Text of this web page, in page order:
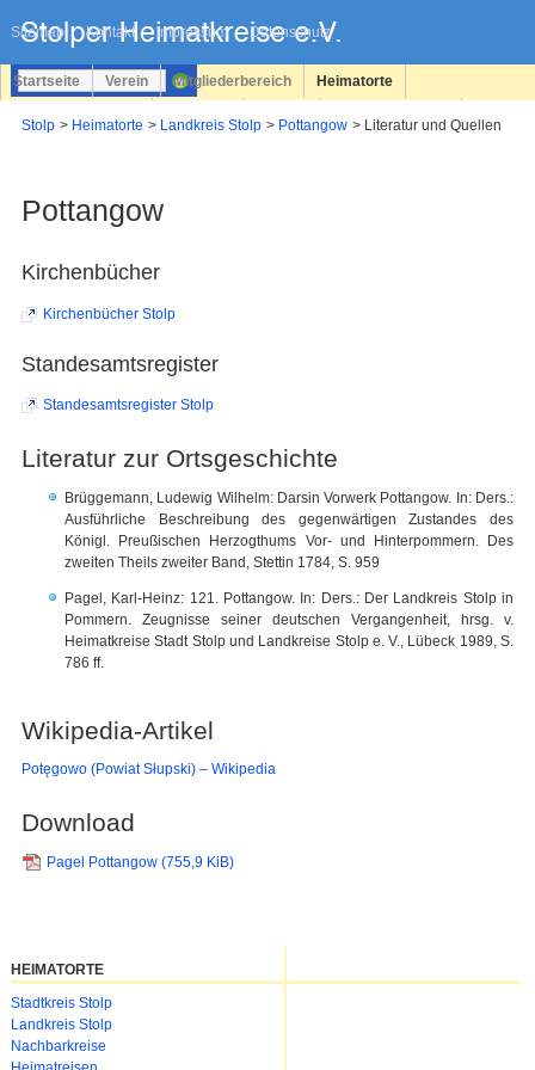
Sitemap Kontakt Impressum Datenschutz
überspringen
Startseite Verein Mitgliederbereich Heimatorte
Stolp Heimatorte Landkreis Stolp Pottangow Literatur und Quellen
Pottangow
Kirchenbücher
Kirchenbücher Stolp
Standesamtsregister
Standesamtsregister Stolp
Literatur zur Ortsgeschichte
Brüggemann, Ludewig Wilhelm: Darsin Vorwerk Pottangow. In: Ders.:
Ausführliche Beschreibung des gegenwärtigen Zustandes des
Königl. Preußischen Herzogthums Vor- und Hinterpommern. Des
zweiten Theils zweiter Band, Stettin 1784, S. 959
Pagel, Karl-Heinz: 121. Pottangow. In: Ders.: Der Landkreis Stolp in
Pommern. Zeugnisse seiner deutschen Vergangenheit, hrsg. v.
Heimatkreise Stadt Stolp und Landkreise Stolp e. V., Lübeck 1989, S.
786 ff.
Wikipedia-Artikel
Potęgowo (Powiat Słupski) – Wikipedia
Download
Pagel Pottangow (755,9 KiB)
HEIMATORTE
Navigation
überspringen
Stadtkreis Stolp
Landkreis Stolp
Nachbarkreise